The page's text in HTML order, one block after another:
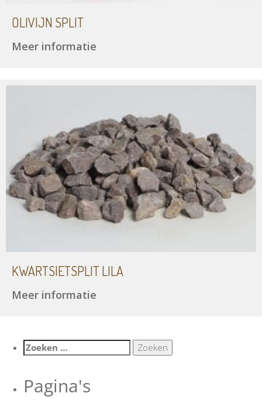
OLIVIJN SPLIT
Meer informatie
KWARTSIETSPLIT LILA
Meer informatie
Zoeken
naar:
Pagina's